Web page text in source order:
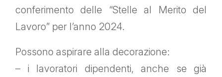
conferimento delle “Stelle al Merito del
Lavoro” per l’anno 2024.
Possono aspirare alla decorazione:
– i lavoratori dipendenti, anche se già